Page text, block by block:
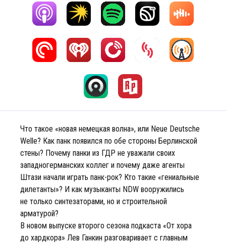
Что такое «новая немецкая волна», или Neue Deutsche
Welle? Как панк появился по обе стороны Берлинской
стены? Почему панки из ГДР не уважали своих
западногерманских коллег и почему даже агенты
Штази начали играть панк-рок? Кто такие «гениальные
дилетанты»? И как музыканты NDW вооружились
не только синтезаторами, но и строительной
арматурой?
В новом выпуске второго сезона подкаста «От хора
до хардкора» Лев Ганкин разговаривает с главным